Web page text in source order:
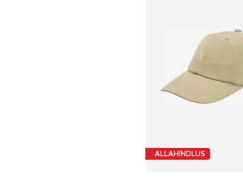
ALLAHINDLUS